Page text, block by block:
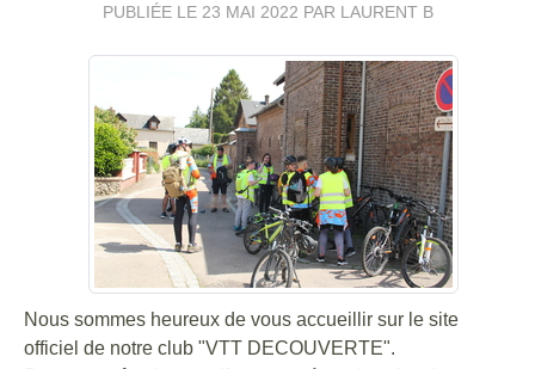
PUBLIÉE LE 23 MAI 2022 PAR LAURENT B
Nous sommes heureux de vous accueillir sur le site
officiel de notre club "VTT DECOUVERTE".